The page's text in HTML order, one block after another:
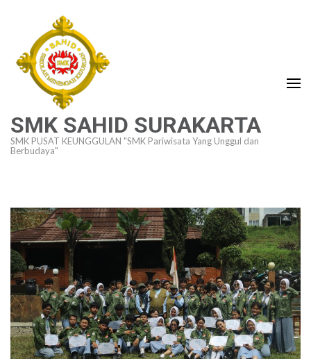
konten
(Tekan
Enter)
SMK SAHID SURAKARTA
SMK PUSAT KEUNGGULAN "SMK Pariwisata Yang Unggul dan
Berbudaya"